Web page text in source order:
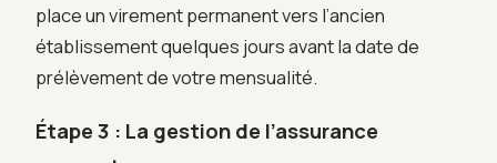
place un virement permanent vers l’ancien
établissement quelques jours avant la date de
prélèvement de votre mensualité.
Étape 3 : La gestion de l’assurance